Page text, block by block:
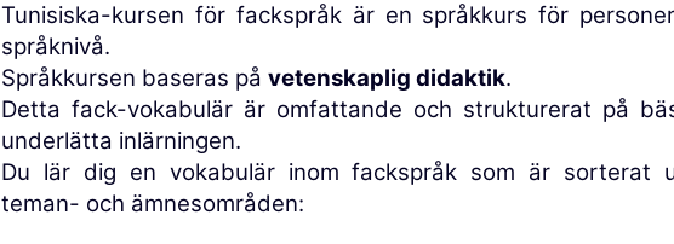
Tunisiska-kursen för fackspråk är en språkkurs för
språknivå.
Språkkursen baseras på vetenskaplig didaktik.
Detta fack-vokabulär är omfattande och strukturerat på
underlätta inlärningen.
Du lär dig en vokabulär inom fackspråk som är sorterat
teman- och ämnesområden: